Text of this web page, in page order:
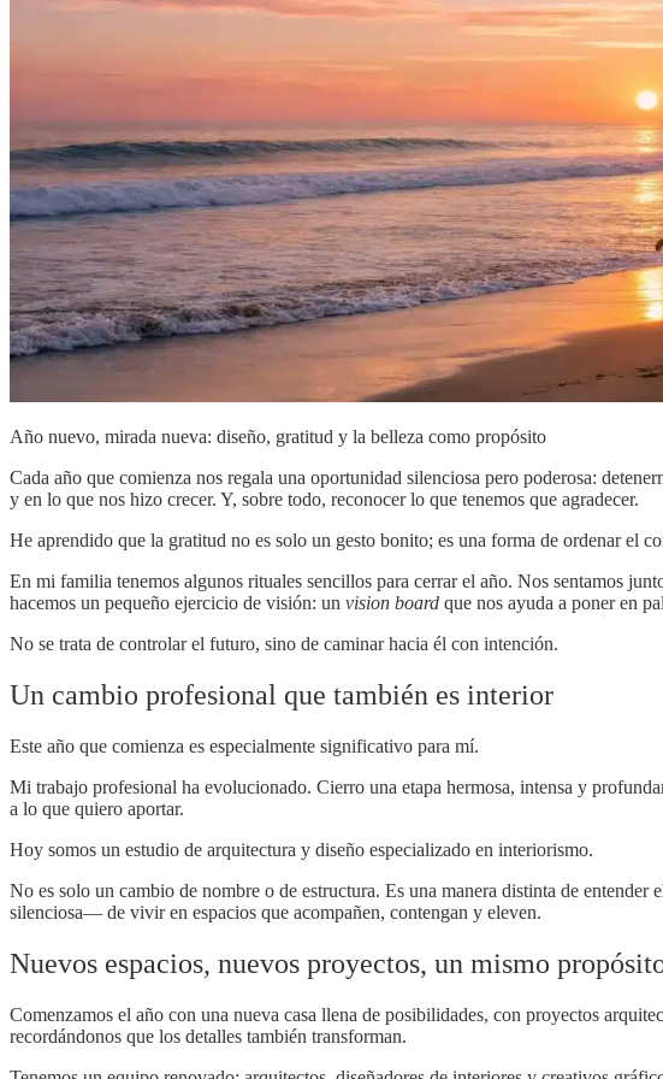
Año nuevo, mirada nueva: diseño, gratitud y la belleza como propósito
Cada año que comienza nos regala una oportunidad silenciosa pero poderosa:
y en lo que nos hizo crecer. Y, sobre todo, reconocer lo que tenemos que agradecer.
He aprendido que la gratitud no es solo un gesto bonito; es una forma de ordenar el
En mi familia tenemos algunos rituales sencillos para cerrar el año. Nos sentamos
hacemos un pequeño ejercicio de visión: un vision board que nos ayuda a poner en
No se trata de controlar el futuro, sino de caminar hacia él con intención.
Un cambio profesional que también es interior
Este año que comienza es especialmente significativo para mí.
Mi trabajo profesional ha evolucionado. Cierro una etapa hermosa, intensa y
a lo que quiero aportar.
Hoy somos un estudio de arquitectura y diseño especializado en interiorismo.
No es solo un cambio de nombre o de estructura. Es una manera distinta de
silenciosa— de vivir en espacios que acompañen, contengan y eleven.
Nuevos espacios, nuevos proyectos, un mismo
Comenzamos el año con una nueva casa llena de posibilidades, con proyectos
recordándonos que los detalles también transforman.